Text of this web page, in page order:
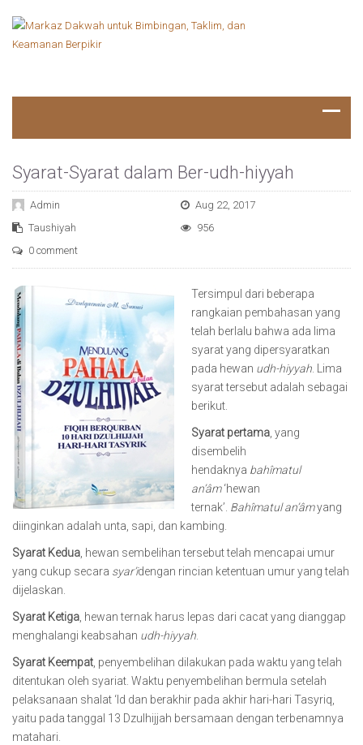
Syarat-Syarat dalam Ber-udh-hiyyah
Admin
Aug 22, 2017
Taushiyah
956
0 comment
Tersimpul dari beberapa
rangkaian pembahasan yang
telah berlalu bahwa ada lima
syarat yang dipersyaratkan
pada hewan udh-hiyyah . Lima
syarat tersebut adalah sebagai
berikut.
Syarat pertama , yang
disembelih
hendaknya bahîmatul
an’âm‘hewan
ternak’. Bahîmatul an’âmyang
diinginkan adalah unta, sapi, dan kambing.
Syarat Kedua hewan sembelihan tersebut telah mencapai umur
yang cukup secara syar’idengan rincian ketentuan umur yang telah
dijelaskan.
Syarat Ketiga hewan ternak harus lepas dari cacat yang dianggap
menghalangi keabsahan udh-hiyyah
Syarat Keempat penyembelihan dilakukan pada waktu yang telah
ditentukan oleh syariat. Waktu penyembelihan bermula setelah
pelaksanaan shalat ‘Id dan berakhir pada akhir hari-hari Tasyriq,
yaitu pada tanggal 13 Dzulhijjah bersamaan dengan terbenamnya
matahari.